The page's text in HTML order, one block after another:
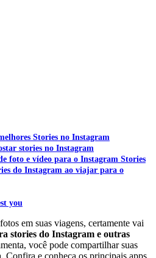
Stories no Instagram
stories no Instagram
foto e vídeo para o Instagram Stories
do Instagram ao viajar para o
you
em suas viagens, certamente vai
stories do Instagram e outras
você pode compartilhar suas